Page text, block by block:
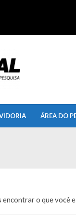
ÁREA DO
o que você